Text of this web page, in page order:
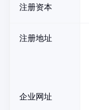
注册资本
注册地址
企业网址